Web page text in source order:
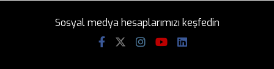
Sosyal medya hesaplarımızı keşfedin